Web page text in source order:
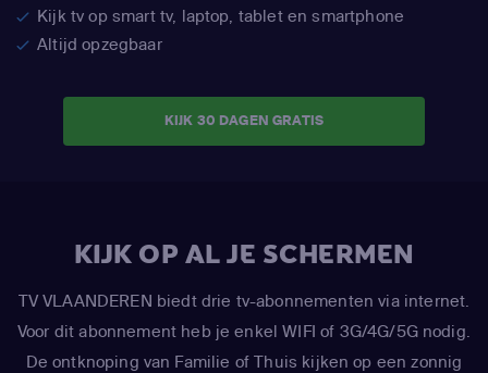
Kijk tv op smart tv, laptop, tablet en smartphone
Altijd opzegbaar
KIJK 30 DAGEN GRATIS
KIJK OP AL JE SCHERMEN
TV VLAANDEREN biedt drie tv-abonnementen via internet.
Voor dit abonnement heb je enkel WIFI of 3G/4G/5G nodig.
De ontknoping van Familie of Thuis kijken op een zonnig